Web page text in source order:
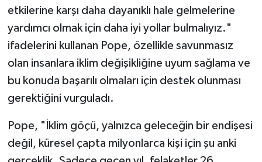
etkilerine karşı daha dayanıklı hale gelmelerine
yardımcı olmak için daha iyi yollar bulmalıyız."
ifadelerini kullanan Pope, özellikle savunmasız
olan insanlara iklim değişikliğine uyum sağlama ve
bu konuda başarılı olmaları için destek olunması
gerektiğini vurguladı.
Pope, "İklim göçü, yalnızca geleceğin bir endişesi
değil, küresel çapta milyonlarca kişi için şu anki
Elazığ Müftülüğü
Erzincan Müftülüğü
Erzurum Müftülüğü
Gaziantep Müftülüğü